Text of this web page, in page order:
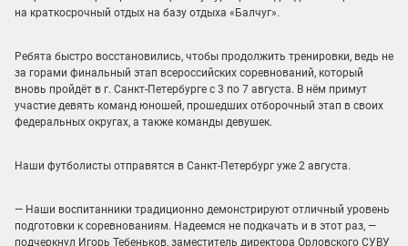
на краткосрочный отдых на базу отдыха «Балчуг».
Ребята быстро восстановились, чтобы продолжить тренировки, ведь не
за горами финальный этап всероссийских соревнований, который
вновь пройдёт в г. Санкт-Петербурге с 3 по 7 августа. В нём примут
участие девять команд юношей, прошедших отборочный этап в своих
федеральных округах, а также команды девушек.
Наши футболисты отправятся в Санкт-Петербург уже 2 августа.
— Наши воспитанники традиционно демонстрируют отличный уровень
подготовки к соревнованиям. Надеемся не подкачать и в этот раз, —
подчеркнул Игорь Тебеньков, заместитель директора Орловского СУВУ